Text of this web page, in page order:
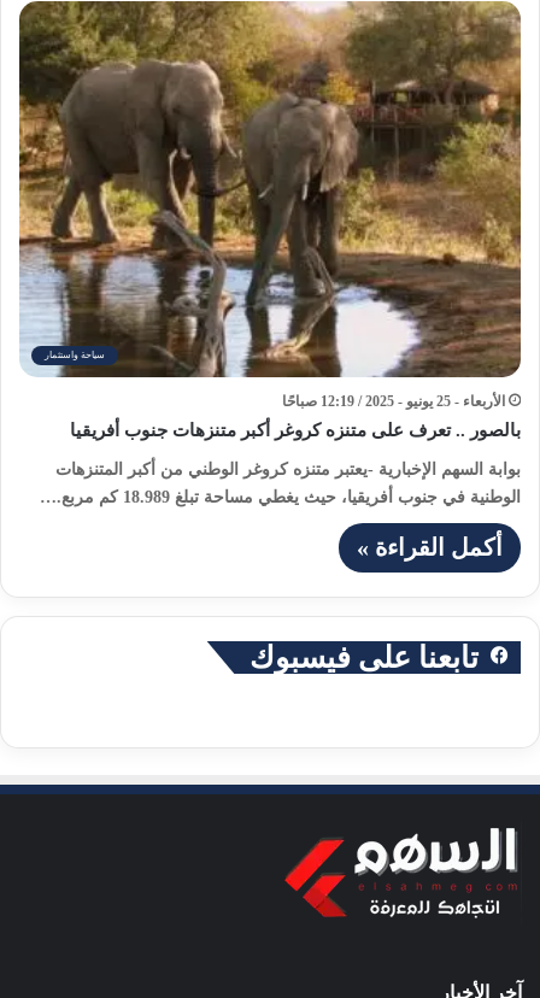
سياحة واستثمار
الأربعاء - 25 يونيو - 2025 / 12:19 صباحًا
بالصور .. تعرف على متنزه كروغر أكبر متنزهات جنوب أفريقيا
بوابة السهم الإخبارية -يعتبر متنزه كروغر الوطني من أكبر المتنزهات
الوطنية في جنوب أفريقيا، حيث يغطي مساحة تبلغ 18.989 كم مربع.…
أكمل القراءة »
تابعنا على فيسبوك
آخر الأخبار